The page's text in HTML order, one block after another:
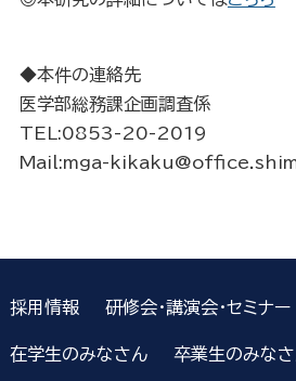
◆本件の連絡先
医学部総務課企画調査係
TEL:0853-20-2019
Mail:mga-
採用情報 研修会・講演会・セミナー
在学生のみなさん 卒業生のみな